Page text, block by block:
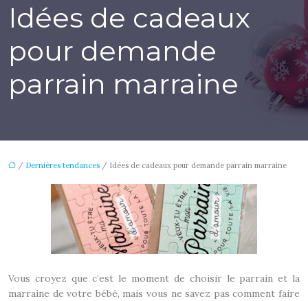
Idées de cadeaux
pour demande
parrain marraine
/ Dernières tendances / Idées de cadeaux pour demande parrain marraine
Vous croyez que c’est le moment de choisir le parrain et la
marraine de votre bébé, mais vous ne savez pas comment faire